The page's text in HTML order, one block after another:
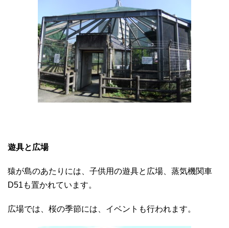
遊具と広場
猿が島のあたりには、子供用の遊具と広場、蒸気機関車
D51も置かれています。
広場では、桜の季節には、イベントも行われます。